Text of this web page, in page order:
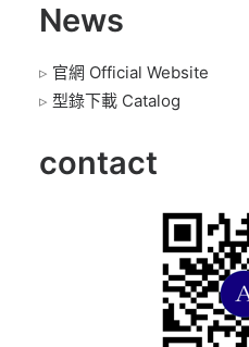
News
▹ 官網 Official Website
▹ 型錄下載 Catalog
contact